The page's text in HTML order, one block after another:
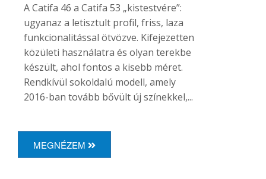
A Catifa 46 a Catifa 53 „kistestvére”:
ugyanaz a letisztult profil, friss, laza
funkcionalitással ötvözve. Kifejezetten
közületi használatra és olyan terekbe
készült, ahol fontos a kisebb méret.
Rendkívül sokoldalú modell, amely
2016-ban tovább bővült új színekkel,...
MEGNÉZEM